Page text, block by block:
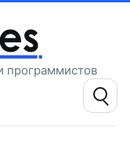
программистов
Поиск: